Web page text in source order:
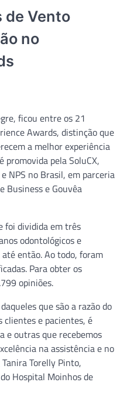
de Vento
no
ficou entre os 21
Awards, distinção que
a melhor experiência
promovida pela SoluCX,
NPS no Brasil, em parceria
Business e Gouvêa
foi dividida em três
odontológicos e
então. Ao todo, foram
Para obter os
opiniões.
que são a razão do
clientes e pacientes, é
e outras que recebemos
na assistência e no
Tanira Torelly Pinto,
Hospital Moinhos de